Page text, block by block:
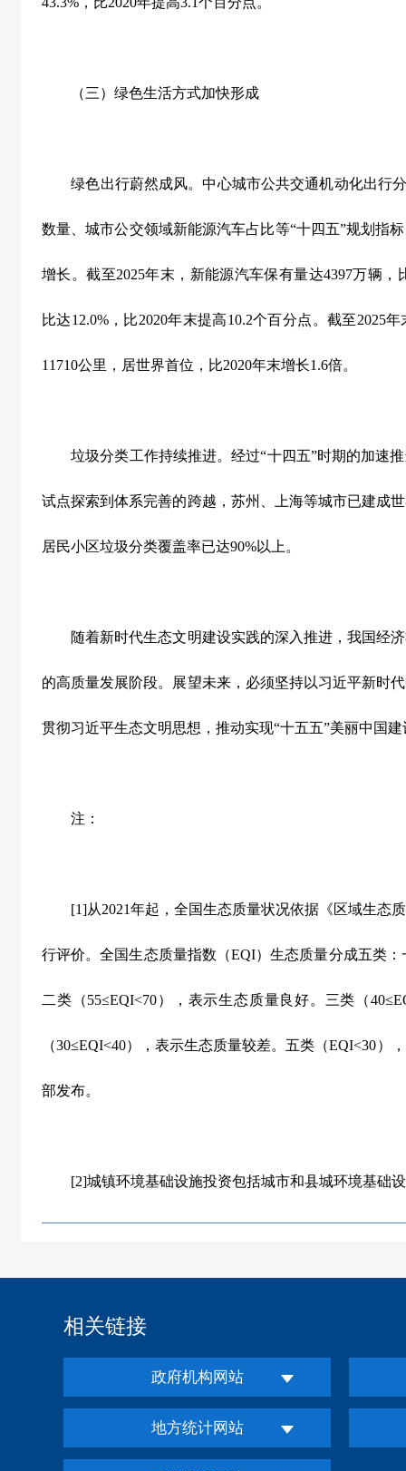
（三）绿色生活方式加快形成
绿色出行蔚然成风。中心城市公共交通机动化出行
数量、城市公交领域新能源汽车占比等“十四五”规划指
增长。截至2025年末，新能源汽车保有量达4397万辆，
比达12.0%，比2020年末提高10.2个百分点。截至2025年
11710公里，居世界首位，比2020年末增长1.6倍。
垃圾分类工作持续推进。经过“十四五”时期的加速
试点探索到体系完善的跨越，苏州、上海等城市已建成
居民小区垃圾分类覆盖率已达90%以上。
随着新时代生态文明建设实践的深入推进，我国经济
的高质量发展阶段。展望未来，必须坚持以习近平新时
贯彻习近平生态文明思想，推动实现“十五五”美丽中国
注：
[1]从2021年起，全国生态质量状况依据《区域生态
行评价。全国生态质量指数（EQI）生态质量分成五类
二类（55≤EQI<70），表示生态质量良好。三类（
（30≤EQI<40），表示生态质量较差。五类（EQI<30）
部发布。
[2]城镇环境基础设施投资包括城市和县城环境基础
相关链接
政府机构网站
地方统计网站